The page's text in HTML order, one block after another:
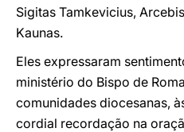
Sigitas Tamkevicius,
Kaunas.
Eles expressaram
ministério do Bispo de
comunidades diocesanas,
cordial recordação na